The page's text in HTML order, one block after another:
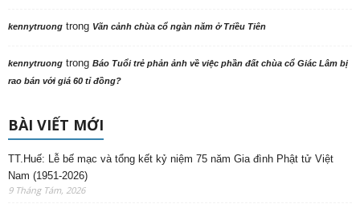
kennytruong trong Vãn cảnh chùa cổ ngàn năm ở Triều Tiên
kennytruong trong Báo Tuổi trẻ phản ảnh về việc phần đất chùa cổ Giác Lâm bị
rao bán với giá 60 tỉ đồng?
BÀI VIẾT MỚI
TT.Huế: Lễ bế mạc và tổng kết kỷ niệm 75 năm Gia đình Phật tử Việt
Nam (1951-2026)
9 Tháng Tám, 2026